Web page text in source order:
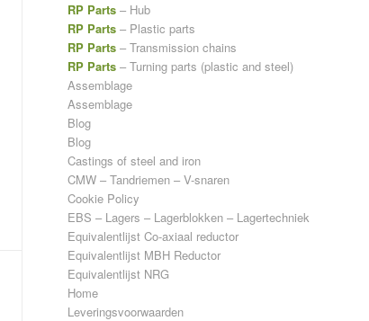
RP Parts – Hub
RP Parts – Plastic parts
RP Parts – Transmission chains
RP Parts – Turning parts (plastic and steel)
Assemblage
Assemblage
Blog
Blog
Castings of steel and iron
CMW – Tandriemen – V-snaren
Cookie Policy
EBS – Lagers – Lagerblokken – Lagertechniek
Equivalentlijst Co-axiaal reductor
Equivalentlijst MBH Reductor
Equivalentlijst NRG
Home
Leveringsvoorwaarden